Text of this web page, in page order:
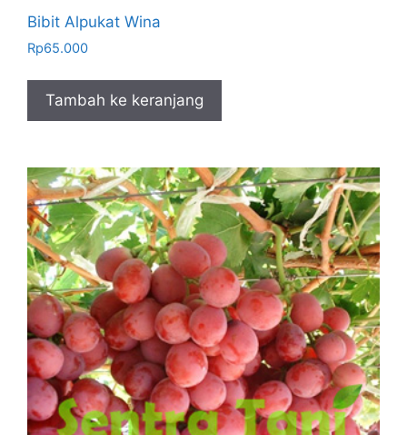
Bibit Alpukat Wina
Rp65.000
Tambah ke keranjang